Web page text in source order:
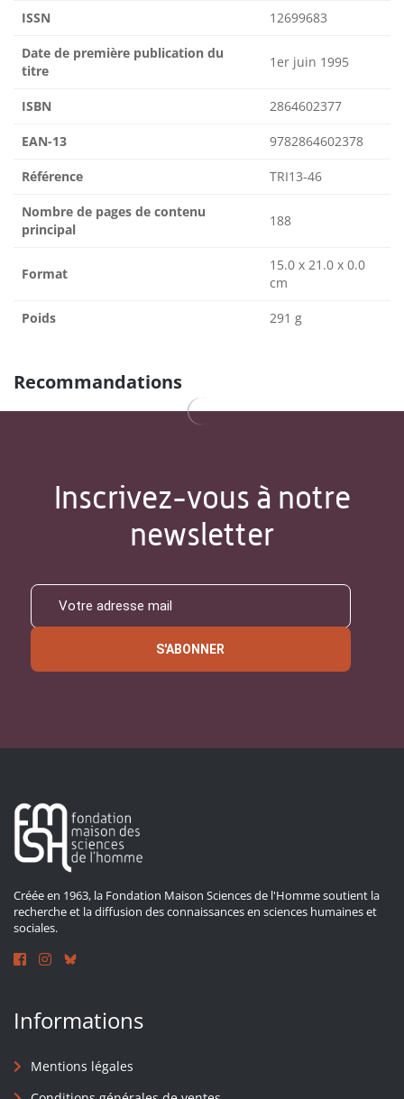
ISSN 12699683
Date de première publication du
titre
1er juin 1995
ISBN 2864602377
EAN-13 9782864602378
Référence TRI13-46
Nombre de pages de contenu
principal
188
Format
15.0 x 21.0 x 0.0
cm
Poids 291 g
Recommandations
Inscrivez-vous à notre
newsletter
S'ABONNER
Créée en 1963, la Fondation Maison Sciences de l'Homme soutient la
recherche et la diffusion des connaissances en sciences humaines et
sociales.
Informations
Mentions légales